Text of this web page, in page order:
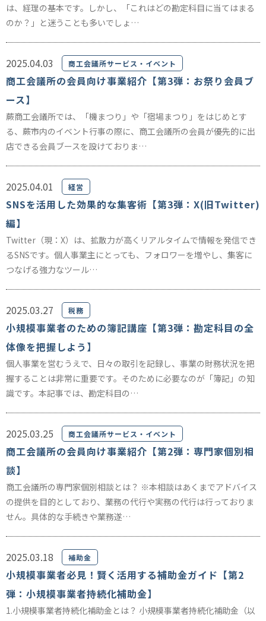
は、経理の基本です。しかし、「これはどの勘定科目に当てはまる
のか？」と迷うことも多いでしょ…
2025.04.03 商工会議所サービス・イベント
商工会議所の会員向け事業紹介【第3弾：お祭り会員ブ
ース】
蕨商工会議所では、「機まつり」や「宿場まつり」をはじめとす
る、蕨市内のイベント行事の際に、商工会議所の会員が優先的に出
店できる会員ブースを設けておりま…
2025.04.01 経営
SNSを活用した効果的な集客術【第3弾：X(旧Twitter)
編】
Twitter（現：X）は、拡散力が高くリアルタイムで情報を発信でき
るSNSです。個人事業主にとっても、フォロワーを増やし、集客に
つなげる強力なツール…
2025.03.27 税務
小規模事業者のための簿記講座【第3弾：勘定科目の全
体像を把握しよう】
個人事業を営むうえで、日々の取引を記録し、事業の財務状況を把
握することは非常に重要です。そのために必要なのが「簿記」の知
識です。本記事では、勘定科目の…
2025.03.25 商工会議所サービス・イベント
商工会議所の会員向け事業紹介【第2弾：専門家個別相
談】
商工会議所の専門家個別相談とは？ ※本相談はあくまでアドバイス
の提供を目的としており、業務の代行や実務の代行は行っておりま
せん。具体的な手続きや業務遂…
2025.03.18 補助金
小規模事業者必見！賢く活用する補助金ガイド【第2
弾：小規模事業者持続化補助金】
1.小規模事業者持続化補助金とは？ 小規模事業者持続化補助金（以